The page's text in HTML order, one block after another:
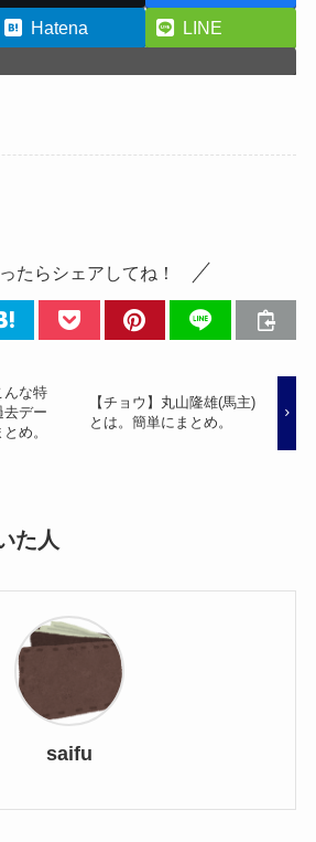
Hatena
LINE
たらシェアしてね！
んな特
去デー
め。
【チョウ】丸山隆雄(馬主)
とは。簡単にまとめ。
た人
saifu